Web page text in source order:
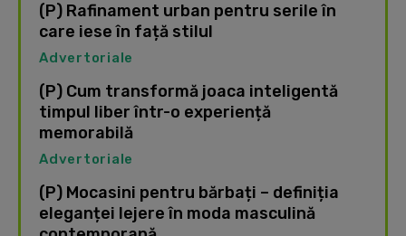
(P) Rafinament urban pentru serile în
care iese în față stilul
Advertoriale
(P) Cum transformă joaca inteligentă
timpul liber într-o experiență
memorabilă
Advertoriale
(P) Mocasini pentru bărbați – definiția
eleganței lejere în moda masculină